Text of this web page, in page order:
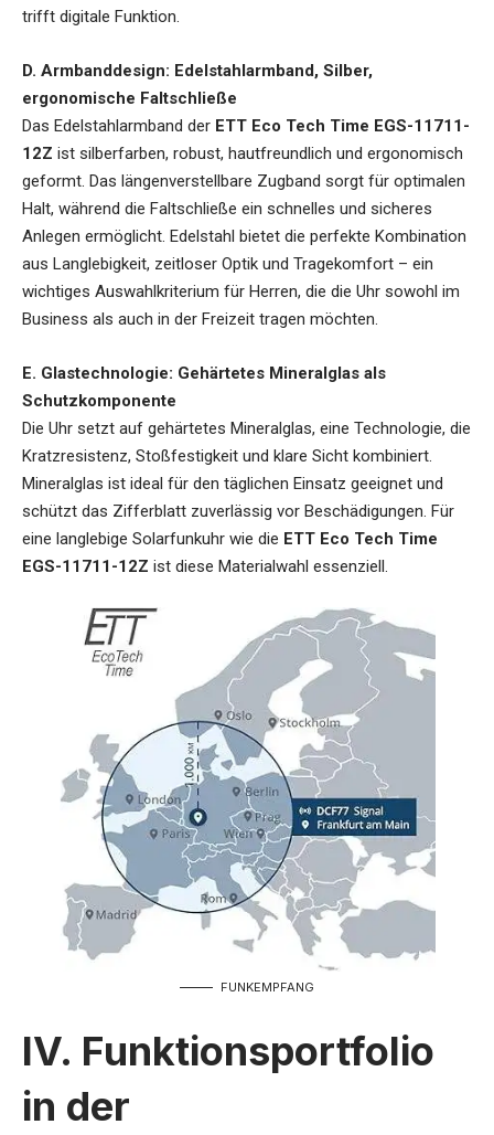
trifft digitale Funktion.
D. Armbanddesign: Edelstahlarmband, Silber,
ergonomische Faltschließe
Das Edelstahlarmband der ETT Eco Tech Time EGS-11711-
12Z ist silberfarben, robust, hautfreundlich und ergonomisch
geformt. Das längenverstellbare Zugband sorgt für optimalen
Halt, während die Faltschließe ein schnelles und sicheres
Anlegen ermöglicht. Edelstahl bietet die perfekte Kombination
aus Langlebigkeit, zeitloser Optik und Tragekomfort – ein
wichtiges Auswahlkriterium für Herren, die die Uhr sowohl im
Business als auch in der Freizeit tragen möchten.
E. Glastechnologie: Gehärtetes Mineralglas als
Schutzkomponente
Die Uhr setzt auf gehärtetes Mineralglas, eine Technologie, die
Kratzresistenz, Stoßfestigkeit und klare Sicht kombiniert.
Mineralglas ist ideal für den täglichen Einsatz geeignet und
schützt das Zifferblatt zuverlässig vor Beschädigungen. Für
eine langlebige Solarfunkuhr wie die ETT Eco Tech Time
EGS-11711-12Z ist diese Materialwahl essenziell.
FUNKEMPFANG
IV. Funktionsportfolio
in der